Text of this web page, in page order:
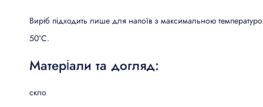
Виріб підходить лише для напоїв з максимальною
50°C.
Матеріали та догляд:
скло